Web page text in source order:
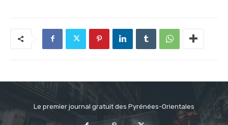
Le premier journal gratuit des Pyrénées-Orientales